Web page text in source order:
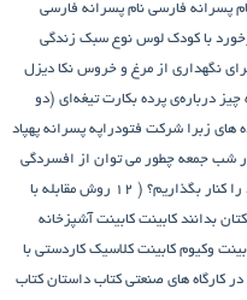
پسرانه فارسی نام پسرانه فارسی
با کودک لوس نوع سبک زندگی
نگهداری از مرغ و خروس نکا دیزل
چیز درباره‌ی پرده بکارت تیغه‌ای (دو
های زبرا شرکت فتودراپه پسرانه پهپاد
شب جمعه چطور می توان از افسردگی
چگونه خجالت خود را کنار بگذاریم؟ ( 12 روش مقابله با
بدانند کابینت کابینت آشپزخانه
وکیوم کابینت کلاسیک کاردستی با
در کارگاه های صنعتی کتاب داستان کتاب